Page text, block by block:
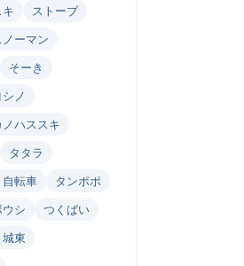
ストーブ
ノーマン
そーき
ノ
ハススキ
タタラ
自転車
タンポポ
シ
つくばい
東